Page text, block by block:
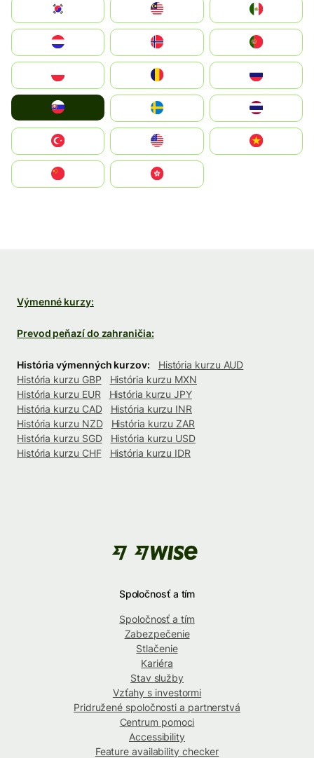
South Korea
United States
中國香港特別行政區
Výmenné kurzy:
Prevod peňazí do zahraničia:
História výmenných kurzov:
História kurzu AUD
História kurzu GBP
História kurzu MXN
História kurzu EUR
História kurzu JPY
História kurzu CAD
História kurzu INR
História kurzu NZD
História kurzu ZAR
História kurzu SGD
História kurzu USD
História kurzu CHF
História kurzu IDR
Spoločnosť a tím
Spoločnosť a tím
Zabezpečenie
Stlačenie
Kariéra
Stav služby
Vzťahy s investormi
Pridružené spoločnosti a partnerstvá
Centrum pomoci
Accessibility
Feature availability checker